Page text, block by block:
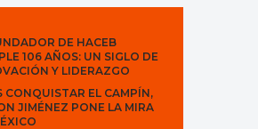
DE HACEB
106 AÑOS: UN SIGLO DE
Y LIDERAZGO
CONQUISTAR EL CAMPÍN,
JIMÉNEZ PONE LA MIRA